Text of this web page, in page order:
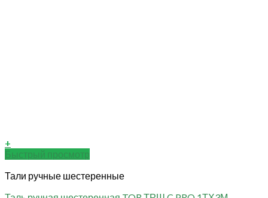
+
Быстрый просмотр
Тали ручные шестеренные